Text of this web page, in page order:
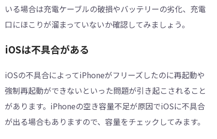
いる場合は充電ケーブルの破損やバッテリーの劣化、充電
口にほこりが溜まっていないか確認してみましょう。
iOSは不具合がある
iOSの不具合によってiPhoneがフリーズしたのに再起動や
強制再起動ができないといった問題が引き起こされること
があります。iPhoneの空き容量不足が原因でiOSに不具合
が出る場合もありますので、容量をチェックしてみます。